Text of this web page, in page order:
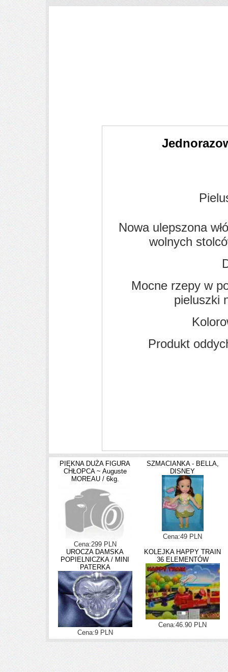
Nowa ulepszona
wolnych
Mocne rzepy w
pieluszki
Produkt
PIĘKNA DUŻA FIGURA
CHŁOPCA ~ Auguste
MOREAU / 6kg.
Cena:299 PLN
SZMACIANKA - BELLA,
DISNEY
Cena:49 PLN
UROCZA DAMSKA
POPIELNICZKA / MINI
PATERKA
Cena:9 PLN
KOLEJKA HAPPY TRAIN
36 ELEMENTÓW
Cena:46.90 PLN